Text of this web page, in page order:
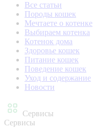
Все статьи
Породы кошек
Мечтаете о котенке
Выбираем котенка
Котенок дома
Здоровье кошек
Питание кошек
Поведение кошек
Уход и содержание
Новости
Сервисы
Сервисы